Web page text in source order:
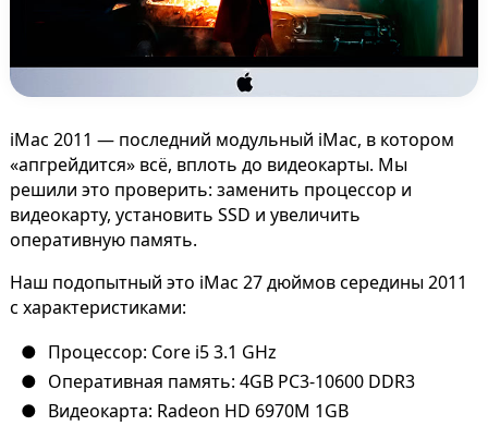
iMac 2011 — последний модульный iMac, в котором
«апгрейдится» всё, вплоть до видеокарты. Мы
решили это проверить: заменить процессор и
видеокарту, установить SSD и увеличить
оперативную память.
Наш подопытный это iMac 27 дюймов середины 2011
с характеристиками:
Процессор: Core i5 3.1 GHz
Оперативная память: 4GB PC3-10600 DDR3
Видеокарта: Radeon HD 6970M 1GB